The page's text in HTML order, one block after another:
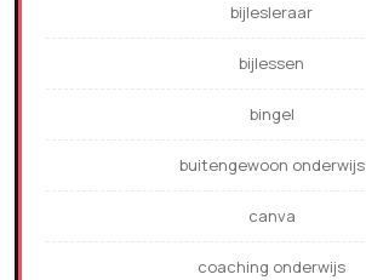
bijlesleraar
bijlessen
bingel
buitengewoon onderwijs
canva
coaching onderwijs